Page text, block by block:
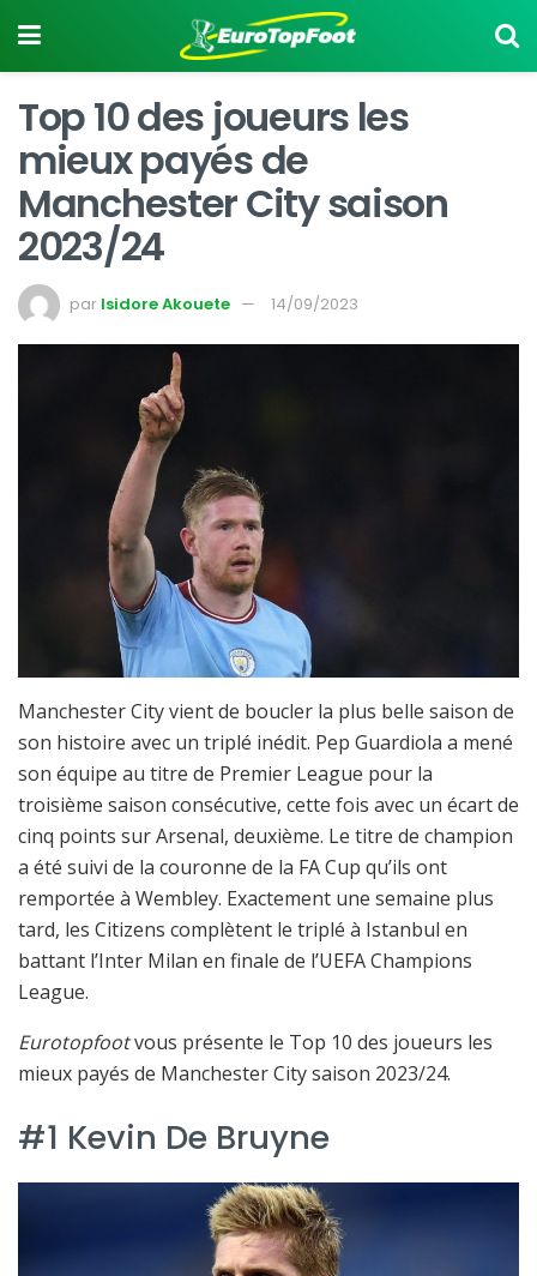
Top 10 des joueurs les
mieux payés de
Manchester City saison
2023/24
par Isidore Akouete 14/09/2023
Manchester City vient de boucler la plus belle saison de
son histoire avec un triplé inédit. Pep Guardiola a mené
son équipe au titre de Premier League pour la
troisième saison consécutive, cette fois avec un écart de
cinq points sur Arsenal, deuxième. Le titre de champion
a été suivi de la couronne de la FA Cup qu’ils ont
remportée à Wembley. Exactement une semaine plus
tard, les Citizens complètent le triplé à Istanbul en
battant l’Inter Milan en finale de l’UEFA Champions
League.
Eurotopfootvous présente le Top 10 des joueurs les
mieux payés de Manchester City saison 2023/24.
#1 Kevin De Bruyne